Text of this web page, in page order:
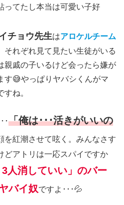
ってたし本当は可愛い子好
チョウ先生はアロケルチーム
それぞれ見て見たい生徒がいる
親戚の子いるけど会ったら嫌が
す😅やっぱりヤバシくんがマ
ね。
･「俺は･･･活きがいいの
を紅潮させて呟く。みんなさす
どアトリは一応スパイですか
3人消していい」のバー
バイ奴ですよ･･･💦